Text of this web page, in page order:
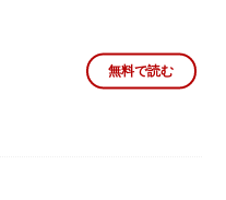
無料で読む